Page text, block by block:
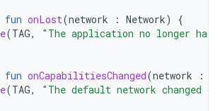
fun onLost(network : Network)
{
e(TAG,
"The application no longer
fun onCapabilitiesChanged(network :
e(TAG,
"The default network changed